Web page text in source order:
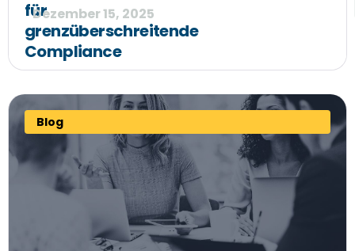
für
grenzüberschreitende
Compliance
Dezember 15, 2025
Blog